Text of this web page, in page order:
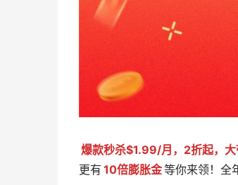
爆款秒杀$1.99/月，2折起，大
更有 10倍膨胀金等你来领！全